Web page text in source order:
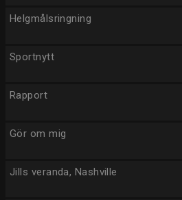
Helgmålsringning
Sportnytt
Rapport
Gör om mig
Jills veranda, Nashville